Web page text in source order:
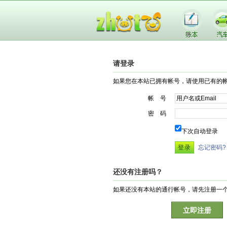
请登录
如果您在本站已拥有帐号，请使用已有的
帐 号
密 码
下次自动登录
忘记密码?
还没有注册吗？
如果还没有本站的通行帐号，请先注册一
立即注册